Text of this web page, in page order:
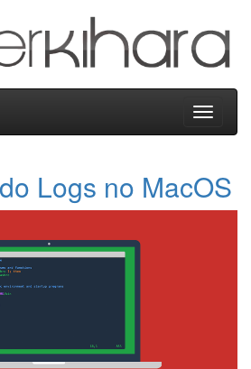
Menu
Logs no MacOS